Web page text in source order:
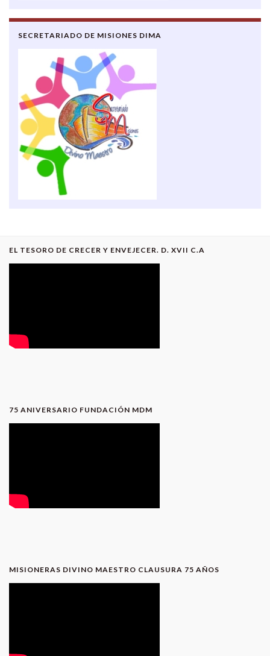
SECRETARIADO DE MISIONES DIMA
EL TESORO DE CRECER Y ENVEJECER. D. XVII C.A
75 ANIVERSARIO FUNDACIÓN MDM
MISIONERAS DIVINO MAESTRO CLAUSURA 75 AÑOS